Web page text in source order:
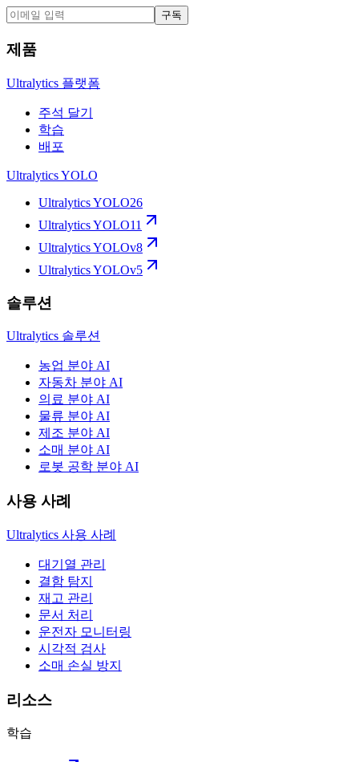
구독
제품
Ultralytics 플랫폼
주석 달기
학습
배포
Ultralytics YOLO
Ultralytics YOLO26
Ultralytics YOLO11
Ultralytics YOLOv8
Ultralytics YOLOv5
솔루션
Ultralytics 솔루션
농업 분야 AI
자동차 분야 AI
의료 분야 AI
물류 분야 AI
제조 분야 AI
소매 분야 AI
로봇 공학 분야 AI
사용 사례
Ultralytics 사용 사례
대기열 관리
결함 탐지
재고 관리
문서 처리
운전자 모니터링
시각적 검사
소매 손실 방지
리소스
학습